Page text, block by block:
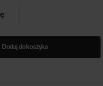
Dodaj do koszyka